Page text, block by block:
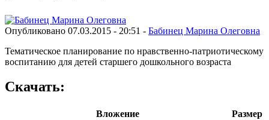
Опубликовано 07.03.2015 - 20:51 - Бабинец Марина Олеговна
Тематическое планирование по нравственно-патриотическому
воспитанию для детей старшего дошкольного возраста
Скачать:
Вложение
Размер